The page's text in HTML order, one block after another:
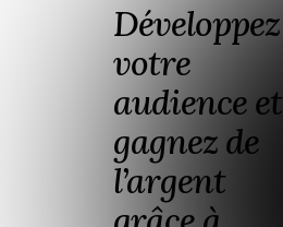
Développez
votre
audience et
gagnez de
l’argent